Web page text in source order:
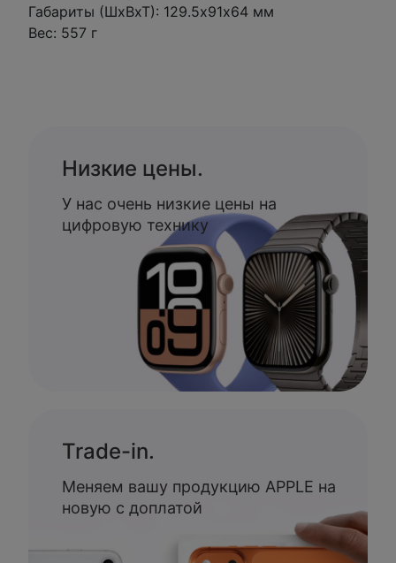
Габариты (ШхВхТ): 129.5х91х64 мм
Вес: 557 г
Низкие цены.
У нас очень низкие цены на
цифровую технику
Trade-in.
Меняем вашу продукцию APPLE на
новую с доплатой